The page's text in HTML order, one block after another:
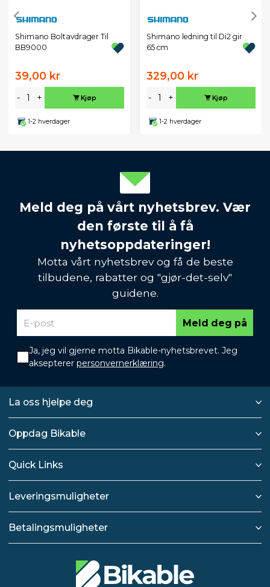
Shimano Boltavdrager Til
BB9000
39,00 kr
- + Kjøp
1-2 hverdager
Shimano ledning til Di2 gir
65 cm
329,00 kr
- + Kjøp
1-2 hverdager
Meld deg på vårt nyhetsbrev. Vær
den første til å få
nyhetsoppdateringer!
Motta vårt nyhetsbrev og få de beste
tilbudene, rabatter og "gjør-det-selv"
guidene.
Meld deg på
Ja, jeg vil gjerne motta Bikable-nyhetsbrevet. Jeg
aksepterer personvernerklæring.
La oss hjelpe deg
Oppdag Bikable
Quick Links
Leveringsmuligheter
Betalingsmuligheter